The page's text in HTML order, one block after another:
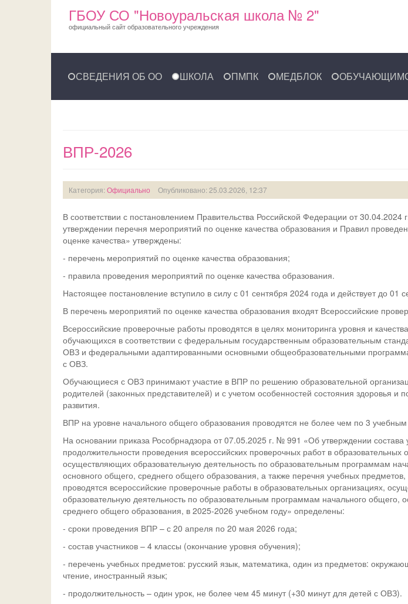
ГБОУ СО "Новоуральская школа № 2"
официальный сайт образовательного учреждения
СВЕДЕНИЯ ОБ ОО ШКОЛА ПМПК МЕДБЛОК
ВПР-2026
Категория: Официально Опубликовано: 25.03.2026, 12:37
В соответствии с постановлением Правительства Российской Федерации от
утверждении перечня мероприятий по оценке качества образования и Правил
оценке качества» утверждены:
- перечень мероприятий по оценке качества образования;
- правила проведения мероприятий по оценке качества образования.
Настоящее постановление вступило в силу с 01 сентября 2024 года и действует до 01
В перечень мероприятий по оценке качества образования входят Всероссийские
Всероссийские проверочные работы проводятся в целях мониторинга уровня и
обучающихся в соответствии с федеральным государственным образовательным
ОВЗ и федеральными адаптированными основными общеобразовательными
с ОВЗ.
Обучающиеся с ОВЗ принимают участие в ВПР по решению образовательной
родителей (законных представителей) и с учетом особенностей состояния здоровья и
развития.
ВПР на уровне начального общего образования проводятся не более чем по 3
На основании приказа Рособрнадзора от 07.05.2025 г. № 991 «Об утверждении состава
продолжительности проведения всероссийских проверочных работ в образовательных
осуществляющих образовательную деятельность по образовательным программам
основного общего, среднего общего образования, а также перечня учебных
проводятся всероссийские проверочные работы в образовательных организациях,
образовательную деятельность по образовательным программам начального общего,
среднего общего образования, в 2025-2026 учебном году» определены:
- сроки проведения ВПР – с 20 апреля по 20 мая 2026 года;
- состав участников – 4 классы (окончание уровня обучения);
- перечень учебных предметов: русский язык, математика, один из предметов:
чтение, иностранный язык;
- продолжительность – один урок, не более чем 45 минут (+30 минут для детей с ОВЗ).